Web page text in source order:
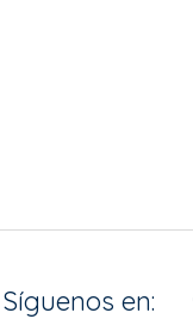
Síguenos en: